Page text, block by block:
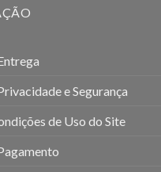
e Segurança
de Uso do Site